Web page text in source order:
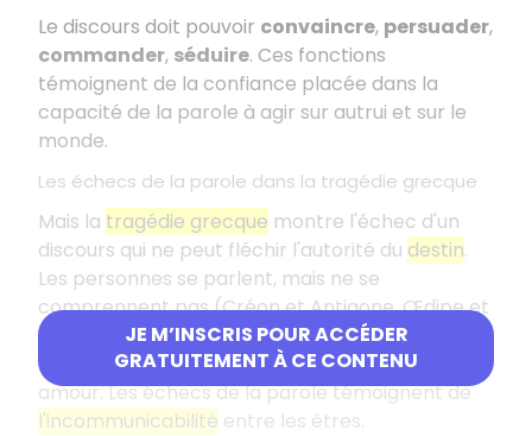
JE M’INSCRIS POUR ACCÉDER
GRATUITEMENT À CE CONTENU
Le discours doit pouvoir convaincre, persuader,
commander, séduire. Ces fonctions
témoignent de la confiance placée dans la
capacité de la parole à agir sur autrui et sur le
monde.
Les échecs de la parole dans la tragédie grecque
Mais la tragédie grecque montre l'échec d'un
discours qui ne peut fléchir l'autorité du destin.
Les personnes se parlent, mais ne se
comprennent pas (Créon et Antigone, Œdipe et
Tirésias). Les poètes ne peuvent que déplorer
l'indifférence et lesilencede l'objet de leur
amour. Les échecs de la parole témoignent de
l'incommunicabilité entre les êtres.